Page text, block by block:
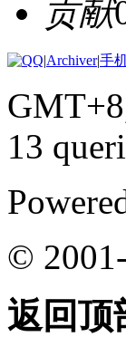
贡献
|Archiver|手
13
©
返回顶